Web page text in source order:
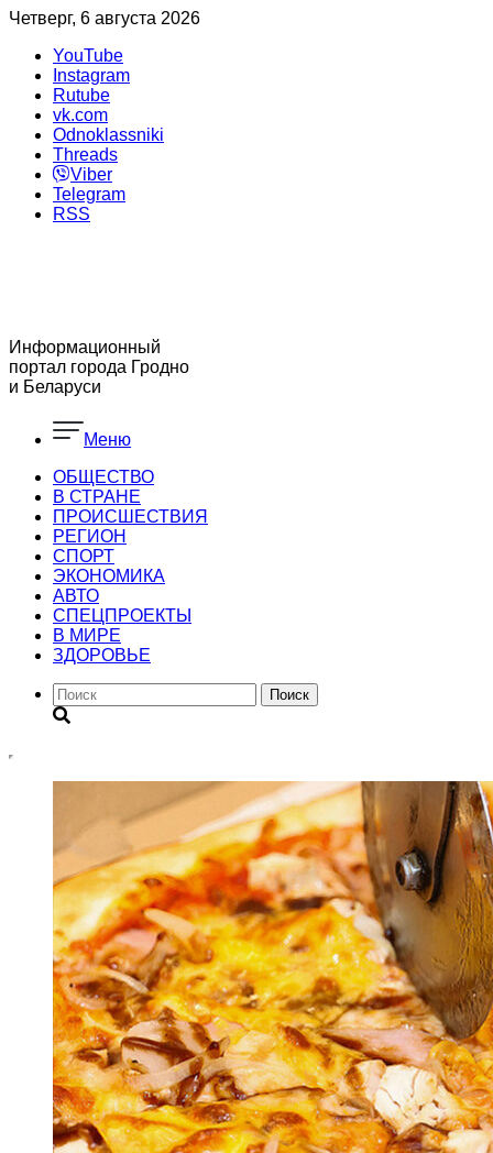
Четверг, 6 августа 2026
YouTube
Instagram
Rutube
vk.com
Odnoklassniki
Threads
Viber
Telegram
RSS
Информационный
портал города Гродно
и Беларуси
Меню
ОБЩЕСТВО
В СТРАНЕ
ПРОИСШЕСТВИЯ
РЕГИОН
CПОРТ
ЭКОНОМИКА
АВТО
СПЕЦПРОЕКТЫ
В МИРЕ
ЗДОРОВЬЕ
Поиск